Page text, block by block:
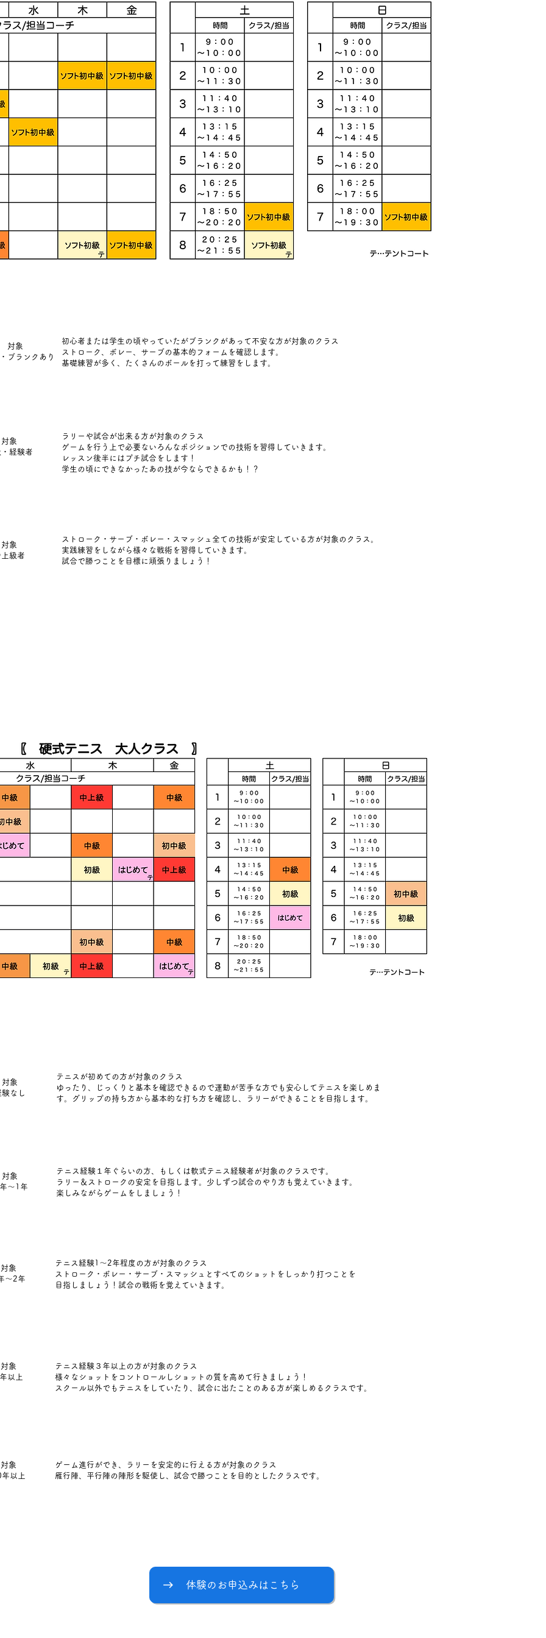
対象
ブランクあり
初心者または学生の頃やっていたがブランクがあって不安な方が対象のクラス
ストローク、ボレー、サーブの基本的フォームを確認します。
基礎練習が多く、たくさんのボールを打って練習をします。
対象
経験者
ラリーや試合が出来る方が対象のクラス
ゲームを行う上で必要ないろんなポジションでの技術を習得していきます。
レッスン後半にはプチ試合をします！
学生の頃にできなかったあの技が今ならできるかも！？
対象
級者
ストローク・サーブ・ボレー・スマッシュ全ての技術が安定している方が対象のクラス。
実践練習をしながら様々な戦術を習得していきます。
試合で勝つことを目標に頑張りましょう！
対象
験なし
テニスが初めての方が対象のクラス
ゆったり、じっくりと基本を確認できるので運動が苦手な方でも安心してテニスを楽しめま
す。
グリップの持ち方から基本的な打ち方 を確認し、ラリーができることを目指します。
対象
〜1年
テニス経験１年ぐらいの方、もしくは軟式テニス経験者が対象のクラスです。
ラリー＆ストロークの安定を目指します。 少しずつ試合のやり方も覚えていきます。
楽しみながらゲームをしましょう！
対象
〜2年
テニス経験1～2年程度の方が対象のクラス
ストローク・ボレー・サーブ・スマッシュとすべてのショットをしっかり打つことを
目指しましょう！試合の戦術を覚えていきます。
対象
以上
テニス経験３年以上の方が対象のクラス
様々なショットをコントロールしショットの質を高めて行きましょう！
​スクール以外でもテニスをしていたり、試合に出たことのある方が楽しめるクラスです。
対象
以上
ゲーム進行ができ、ラリーを安定的に行える方が対象のクラス
雁行陣、平行陣の陣形を駆使し、試合で勝つことを目的としたクラスです。
体験のお申込みはこちら